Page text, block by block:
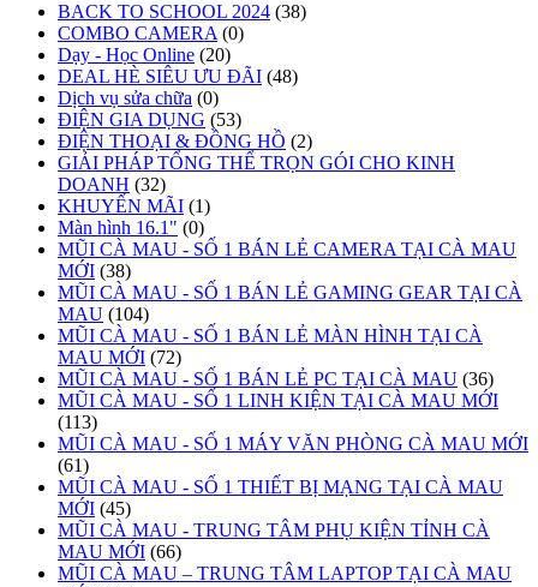
BACK TO SCHOOL 2024 (38)
COMBO CAMERA (0)
Dạy - Học Online (20)
DEAL HÈ SIÊU ƯU ĐÃI (48)
Dịch vụ sửa chữa (0)
ĐIỆN GIA DỤNG (53)
ĐIỆN THOẠI & ĐỒNG HỒ (2)
GIẢI PHÁP TỔNG THỂ TRỌN GÓI CHO KINH
DOANH (32)
KHUYẾN MÃI (1)
Màn hình 16.1" (0)
MŨI CÀ MAU - SỐ 1 BÁN LẺ CAMERA TẠI CÀ MAU
MỚI (38)
MŨI CÀ MAU - SỐ 1 BÁN LẺ GAMING GEAR TẠI CÀ
MAU (104)
MŨI CÀ MAU - SỐ 1 BÁN LẺ MÀN HÌNH TẠI CÀ
MAU MỚI (72)
MŨI CÀ MAU - SỐ 1 BÁN LẺ PC TẠI CÀ MAU (36)
MŨI CÀ MAU - SỐ 1 LINH KIỆN TẠI CÀ MAU MỚI
(113)
MŨI CÀ MAU - SỐ 1 MÁY VĂN PHÒNG CÀ MAU MỚI
(61)
MŨI CÀ MAU - SỐ 1 THIẾT BỊ MẠNG TẠI CÀ MAU
MỚI (45)
MŨI CÀ MAU - TRUNG TÂM PHỤ KIỆN TỈNH CÀ
MAU MỚI (66)
MŨI CÀ MAU – TRUNG TÂM LAPTOP TẠI CÀ MAU